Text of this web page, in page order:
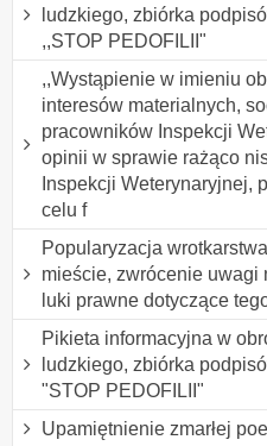
ludzkiego, zbiórka
,,STOP PEDOFILII"
,,Wystąpienie w imieniu
interesów materialnych,
pracowników Inspekcji
opinii w sprawie rażąco
Inspekcji Weterynaryjnej,
celu f
Popularyzacja
mieście, zwrócenie uwagi
luki prawne dotyczące
Pikieta informacyjna w
ludzkiego, zbiórka
"STOP PEDOFILII"
Upamiętnienie zmarłej